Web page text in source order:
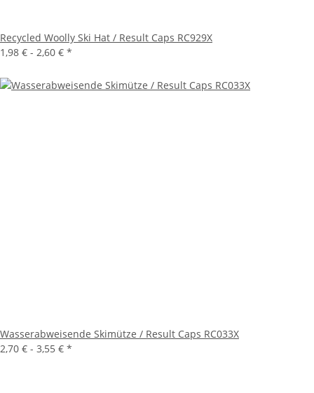
Recycled Woolly Ski Hat / Result Caps RC929X
1,98 € - 2,60 € *
Wasserabweisende Skimütze / Result Caps RC033X
2,70 € - 3,55 € *